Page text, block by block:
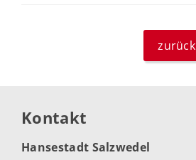
zurück
Kontakt
Hansestadt Salzwedel